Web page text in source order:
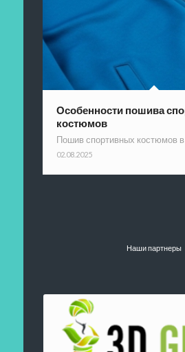
Особенности пошива
костюмов
Пошив спортивных костюмов
02.08.2025
Наши партнеры